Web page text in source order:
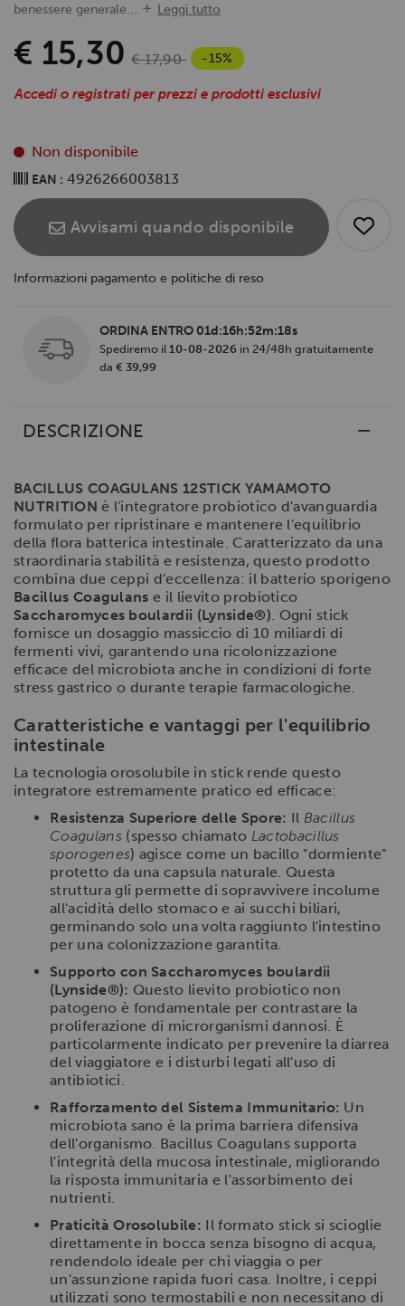
benessere generale...
Leggi tutto
€ 15,30 € 17,90 -15%
Accedi o registrati per prezzi e prodotti esclusivi
Non disponibile
EAN : 4926266003813
Avvisami quando disponibile
Informazioni pagamento e politiche di reso
ORDINA ENTRO 01d:16h:52m:17s
Spediremo il 10-08-2026 in 24/48h gratuitamente
da € 39,99
DESCRIZIONE
BACILLUS COAGULANS 12STICK YAMAMOTO
NUTRITION è l'integratore probiotico d'avanguardia
formulato per ripristinare e mantenere l'equilibrio
della flora batterica intestinale. Caratterizzato da una
straordinaria stabilità e resistenza, questo prodotto
combina due ceppi d'eccellenza: il batterio sporigeno
Bacillus Coagulans e il lievito probiotico
Saccharomyces boulardii (Lynside®) . Ogni stick
fornisce un dosaggio massiccio di 10 miliardi di
fermenti vivi, garantendo una ricolonizzazione
efficace del microbiota anche in condizioni di forte
stress gastrico o durante terapie farmacologiche.
Caratteristiche e vantaggi per l'equilibrio
intestinale
La tecnologia orosolubile in stick rende questo
integratore estremamente pratico ed efficace:
Resistenza Superiore delle Spore: Il Bacillus
Coagulans (spesso chiamato Lactobacillus
sporogenes) agisce come un bacillo "dormiente"
protetto da una capsula naturale. Questa
struttura gli permette di sopravvivere incolume
all'acidità dello stomaco e ai succhi biliari,
germinando solo una volta raggiunto l'intestino
per una colonizzazione garantita.
Supporto con Saccharomyces boulardii
(Lynside®): Questo lievito probiotico non
patogeno è fondamentale per contrastare la
proliferazione di microrganismi dannosi. È
particolarmente indicato per prevenire la diarrea
del viaggiatore e i disturbi legati all'uso di
antibiotici.
Rafforzamento del Sistema Immunitario: Un
microbiota sano è la prima barriera difensiva
dell'organismo. Bacillus Coagulans supporta
l'integrità della mucosa intestinale, migliorando
la risposta immunitaria e l'assorbimento dei
nutrienti.
Praticità Orosolubile: Il formato stick si scioglie
direttamente in bocca senza bisogno di acqua,
rendendolo ideale per chi viaggia o per
un'assunzione rapida fuori casa. Inoltre, i ceppi
utilizzati sono termostabili e non necessitano di